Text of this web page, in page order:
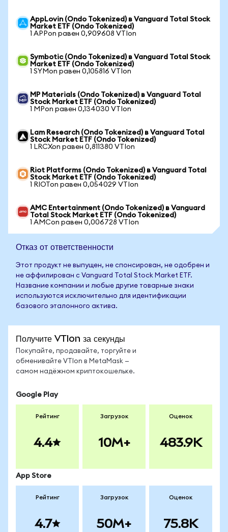
AppLovin (Ondo Tokenized) в Vanguard Total Stock
Market ETF (Ondo Tokenized)
1 APPon равен 0,909608 VTIon
Symbotic (Ondo Tokenized) в Vanguard Total Stock
Market ETF (Ondo Tokenized)
1 SYMon равен 0,105816 VTIon
MP Materials (Ondo Tokenized) в Vanguard Total
Stock Market ETF (Ondo Tokenized)
1 MPon равен 0,134030 VTIon
Lam Research (Ondo Tokenized) в Vanguard Total
Stock Market ETF (Ondo Tokenized)
1 LRCXon равен 0,811380 VTIon
Riot Platforms (Ondo Tokenized) в Vanguard Total
Stock Market ETF (Ondo Tokenized)
1 RIOTon равен 0,054029 VTIon
AMC Entertainment (Ondo Tokenized) в Vanguard
Total Stock Market ETF (Ondo Tokenized)
1 AMCon равен 0,006728 VTIon
Отказ от ответственности
Этот продукт не выпущен, не спонсирован, не одобрен и
не аффилирован с Vanguard Total Stock Market ETF.
Название компании и любые другие товарные знаки
используются исключительно для идентификации
базового эталонного актива.
Получите VTIon за секунды
Покупайте, продавайте, торгуйте и
обменивайте VTIon в MetaMask —
самом надёжном криптокошельке.
Google Play
Рейтинг
4.4
Загрузок
10M+
Оценок
483.9K
App Store
Рейтинг
4.7
Загрузок
50M+
Оценок
75.8K